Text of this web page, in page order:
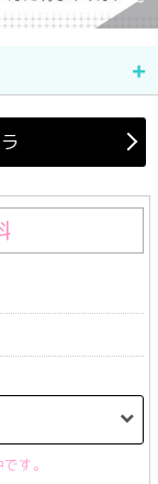
す。